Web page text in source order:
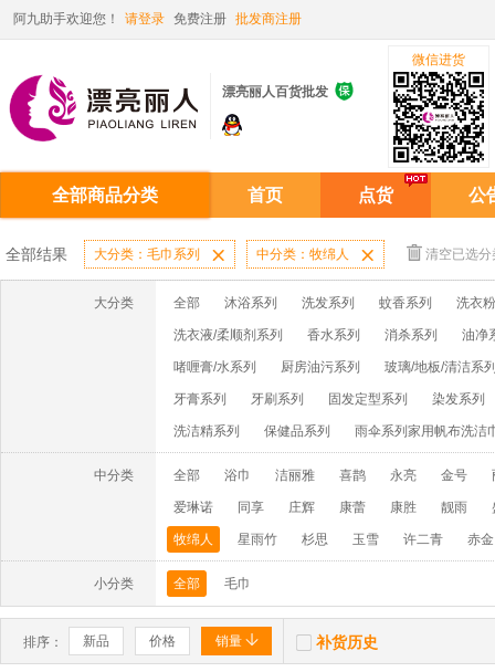
阿九助手欢迎您！ 请登录 免费注册 批发商注册
漂亮丽人百货批发 
微信进货
全部商品分类 首页 点货 公
全部结果 大分类：毛巾系列  中分类：牧绵人  清空已选分
大分类 全部 沐浴系列 洗发系列 蚊香系列 洗衣
洗衣液/柔顺剂系列 香水系列 消杀系列 油净
啫喱膏/水系列 厨房油污系列 玻璃/地板/清洁系
牙膏系列 牙刷系列 固发定型系列 染发系列
洗洁精系列 保健品系列 雨伞系列家用帆布洗洁
中分类 全部 浴巾 洁丽雅 喜鹊 永亮 金号
爱琳诺 同享 庄辉 康蕾 康胜 靓雨
牧绵人 星雨竹 杉思 玉雪 许二青 赤金
小分类 全部 毛巾
排序： 新品 价格 销量   补货历史